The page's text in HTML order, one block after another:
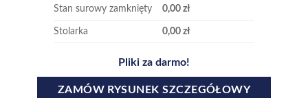
Stan surowy zamknięty 0,00 zł
Stolarka 0,00 zł
Pliki za darmo!
ZAMÓW RYSUNEK SZCZEGÓŁOWY